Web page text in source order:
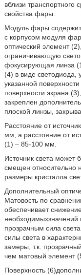
вблизи транспортного
свойства фары.
Модуль фары
с корпусом модуля
оптический элемент
ограничивающую
фокусирующая линза
(4) в виде светодиода,
указанной
поверхности экрана
закреплен
плоской линзы,
Расстояние от
мм, а расстояние от
(1) – 85-100 мм.
Источник света может
смещен относительно
размеры кристалла
Дополнительный
Матовость по
обеспечивает
прозрачным сила
силы света в
замеры, т.к.
чем матовый элемент
Поверхность